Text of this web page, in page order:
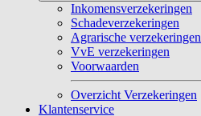
Inkomensverzekeringen
Schadeverzekeringen
Agrarische verzekeringen
VvE verzekeringen
Voorwaarden
Overzicht Verzekeringen
Klantenservice